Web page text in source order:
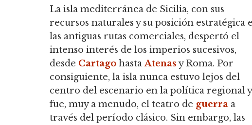
La isla mediterránea de Sicilia, con sus
recursos naturales y su posición estratégica
las antiguas rutas comerciales, despertó el
intenso interés de los imperios sucesivos,
desde Cartago hastaAtenasy Roma. Por
consiguiente, la isla nunca estuvo lejos del
centro del escenario en la política regional y
fue, muy a menudo, el teatro de guerra a
través del período clásico. Sin embargo, las